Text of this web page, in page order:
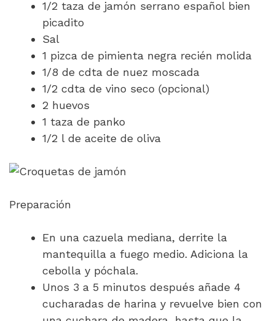
1/2 taza de jamón serrano español bien
picadito
Sal
1 pizca de pimienta negra recién molida
1/8 de cdta de nuez moscada
1/2 cdta de vino seco (opcional)
2 huevos
1 taza de panko
1/2 l de aceite de oliva
Preparación
En una cazuela mediana, derrite la
mantequilla a fuego medio. Adiciona la
cebolla y póchala.
Unos 3 a 5 minutos después añade 4
cucharadas de harina y revuelve bien con